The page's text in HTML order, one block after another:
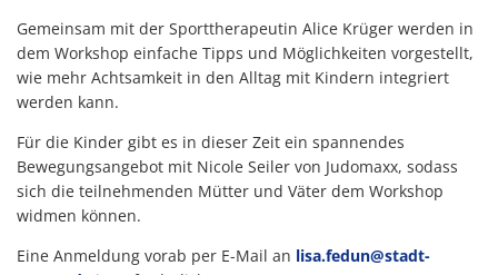
Gemeinsam mit der Sporttherapeutin Alice Krüger werden in
dem Workshop einfache Tipps und Möglichkeiten vorgestellt,
wie mehr Achtsamkeit in den Alltag mit Kindern integriert
werden kann.
Für die Kinder gibt es in dieser Zeit ein spannendes
Bewegungsangebot mit Nicole Seiler von Judomaxx, sodass
sich die teilnehmenden Mütter und Väter dem Workshop
widmen können.
Eine Anmeldung vorab per E-Mail an lisa.fedun@stadt-